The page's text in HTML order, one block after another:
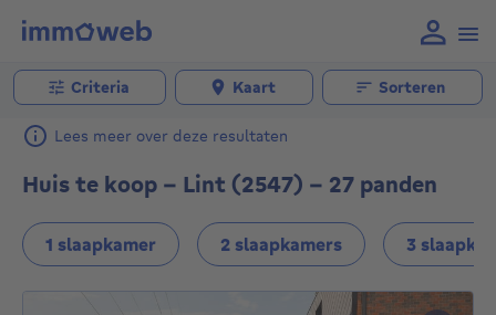
Criteria Kaart Sorteren
Lees meer over deze resultaten
Huis te koop - Lint (2547) - 27 panden
1 slaapkamer 2 slaapkamers 3